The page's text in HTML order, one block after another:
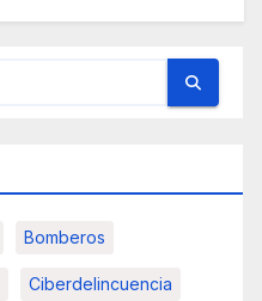
Bomberos
Ciberdelincuencia